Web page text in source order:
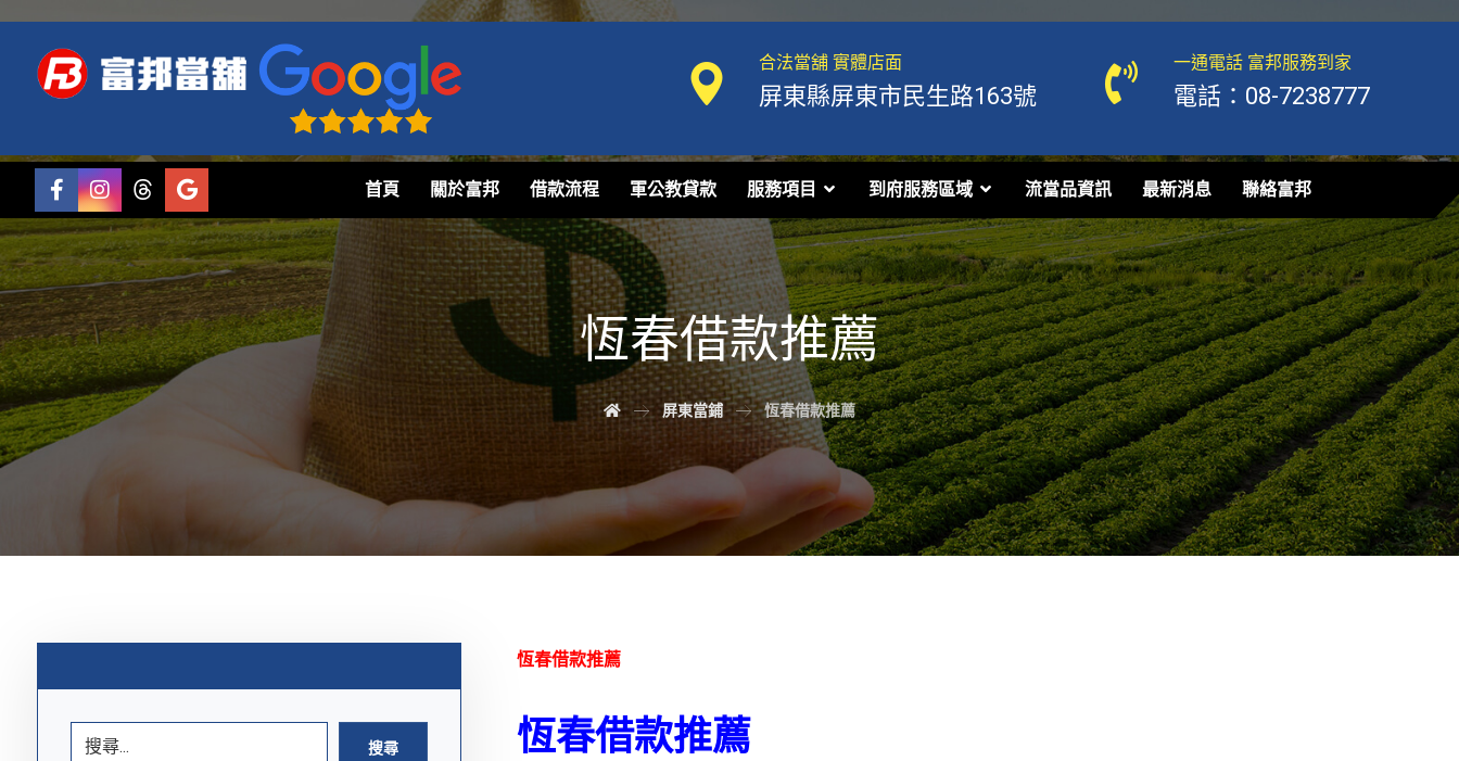
一通電話 富邦服務到家
電話：08-7238777
合法當舖 實體店面
屏東縣屏東市民生路163號
首頁 關於富邦 借款流程 軍公教貸款 服務項目 到府服務區域 流當品資訊 最新消息 聯絡富邦
恆春借款推薦
屏東當鋪 恆春借款推薦
恆春借款推薦
恆春借款推薦
搜尋